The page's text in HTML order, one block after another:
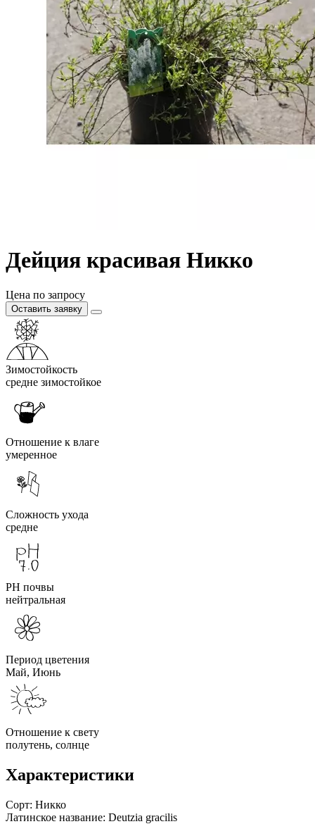
Дейция красивая Никко
Цена по запросу
Оставить заявку
Зимостойкость
средне зимостойкое
Отношение к влаге
умеренное
Сложность ухода
средне
PH почвы
нейтральная
Период цветения
Май, Июнь
Отношение к свету
полутень, солнце
Характеристики
Сорт: Никко
Латинское название: Deutzia gracilis